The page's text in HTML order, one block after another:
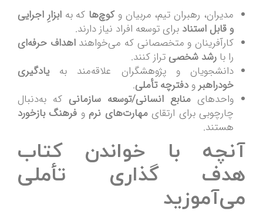
مدیران، رهبران تیم، مربیان وکوچ‌ها که بهابزارِ اجرایی
و قابل استناد برای توسعه افراد نیاز دارند.
کارآفرینان و متخصصانی که می‌خواهنداهداف حرفه‌ای
را با رشد شخصی تراز کنند.
دانشجویان و پژوهشگران علاقه‌مند بهیادگیری
خودراهبرو دفترچه تأملی.
واحدهای منابع انسانی/توسعه سازمانی که به‌دنبال
چارچوبی برای ارتقایمهارت‌های نرم و فرهنگ بازخورد
هستند.
آنچه با خواندن کتاب
هدف گذاری تأملی
می‌آموزید